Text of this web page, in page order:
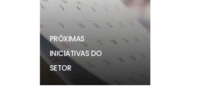
PRÓXIMAS
INICIATIVAS DO
SETOR